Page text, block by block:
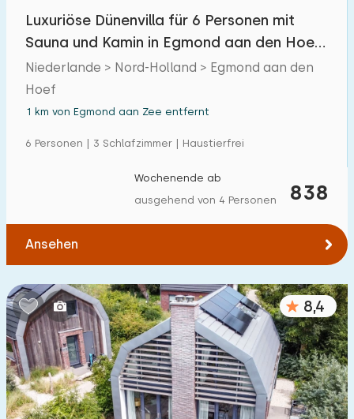
Luxuriöse Dünenvilla für 6 Personen mit
Sauna und Kamin in Egmond aan den Hoef,
in Strandnähe
Niederlande > Nord-Holland > Egmond aan den
Hoef
1 km von Egmond aan Zee entfernt
6 Personen | 3 Schlafzimmer | Haustierfrei
838
Wochenende ab
ausgehend von 4 Personen
Ansehen
8,4